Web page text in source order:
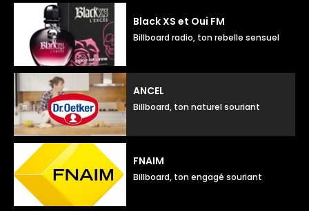
Black XS et Oui FM
Billboard radio, ton rebelle sensuel
ANCEL
Billboard, ton naturel souriant
FNAIM
Billboard, ton engagé souriant